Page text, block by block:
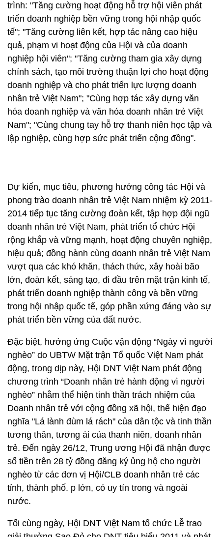
trình: "Tăng cường hoạt động hỗ trợ hội viên phát
triển doanh nghiệp bền vững trong hội nhập quốc
tế"; "Tăng cường liên kết, hợp tác nâng cao hiệu
quả, phạm vi hoạt động của Hội và của doanh
nghiệp hội viên"; "Tăng cường tham gia xây dựng
chính sách, tạo môi trường thuận lợi cho hoạt động
doanh nghiệp và cho phát triển lực lượng doanh
nhân trẻ Việt Nam"; "Cùng hợp tác xây dựng văn
hóa doanh nghiệp và văn hóa doanh nhân trẻ Việt
Nam"; "Cùng chung tay hỗ trợ thanh niên học tập và
lập nghiệp, cùng hợp sức phát triển cộng đồng".
Dự kiến, mục tiêu, phương hướng công tác Hội và
phong trào doanh nhân trẻ Việt Nam nhiệm kỳ 2011-
2014 tiếp tục tăng cường đoàn kết, tập hợp đội ngũ
doanh nhân trẻ Việt Nam, phát triển tổ chức Hội
rộng khắp và vững mạnh, hoạt động chuyên nghiệp,
hiệu quả; đồng hành cùng doanh nhân trẻ Việt Nam
vượt qua các khó khăn, thách thức, xây hoài bão
lớn, đoàn kết, sáng tạo, đi đầu trên mặt trận kinh tế,
phát triển doanh nghiệp thành công và bền vững
trong hội nhập quốc tế, góp phần xứng đáng vào sự
phát triển bền vững của đất nước.
Đặc biệt, hưởng ứng Cuộc vận động “Ngày vì người
nghèo” do UBTW Mặt trận Tổ quốc Việt Nam phát
động, trong dịp này, Hội DNT Việt Nam phát động
chương trình “Doanh nhân trẻ hành động vì người
nghèo” nhằm thể hiện tinh thần trách nhiệm của
Doanh nhân trẻ với cộng đồng xã hội, thể hiện đạo
nghĩa "Lá lành đùm lá rách" của dân tộc và tinh thần
tương thân, tương ái của thanh niên, doanh nhân
trẻ. Đến ngày 26/12, Trung ương Hội đã nhận được
số tiền trên 28 tỷ đồng đăng ký ủng hộ cho người
nghèo từ các đơn vị Hội/CLB doanh nhân trẻ các
tỉnh, thành phố. p lớn, có uy tín trong và ngoài
nước.
Tối cùng ngày, Hội DNT Việt Nam tổ chức Lễ trao